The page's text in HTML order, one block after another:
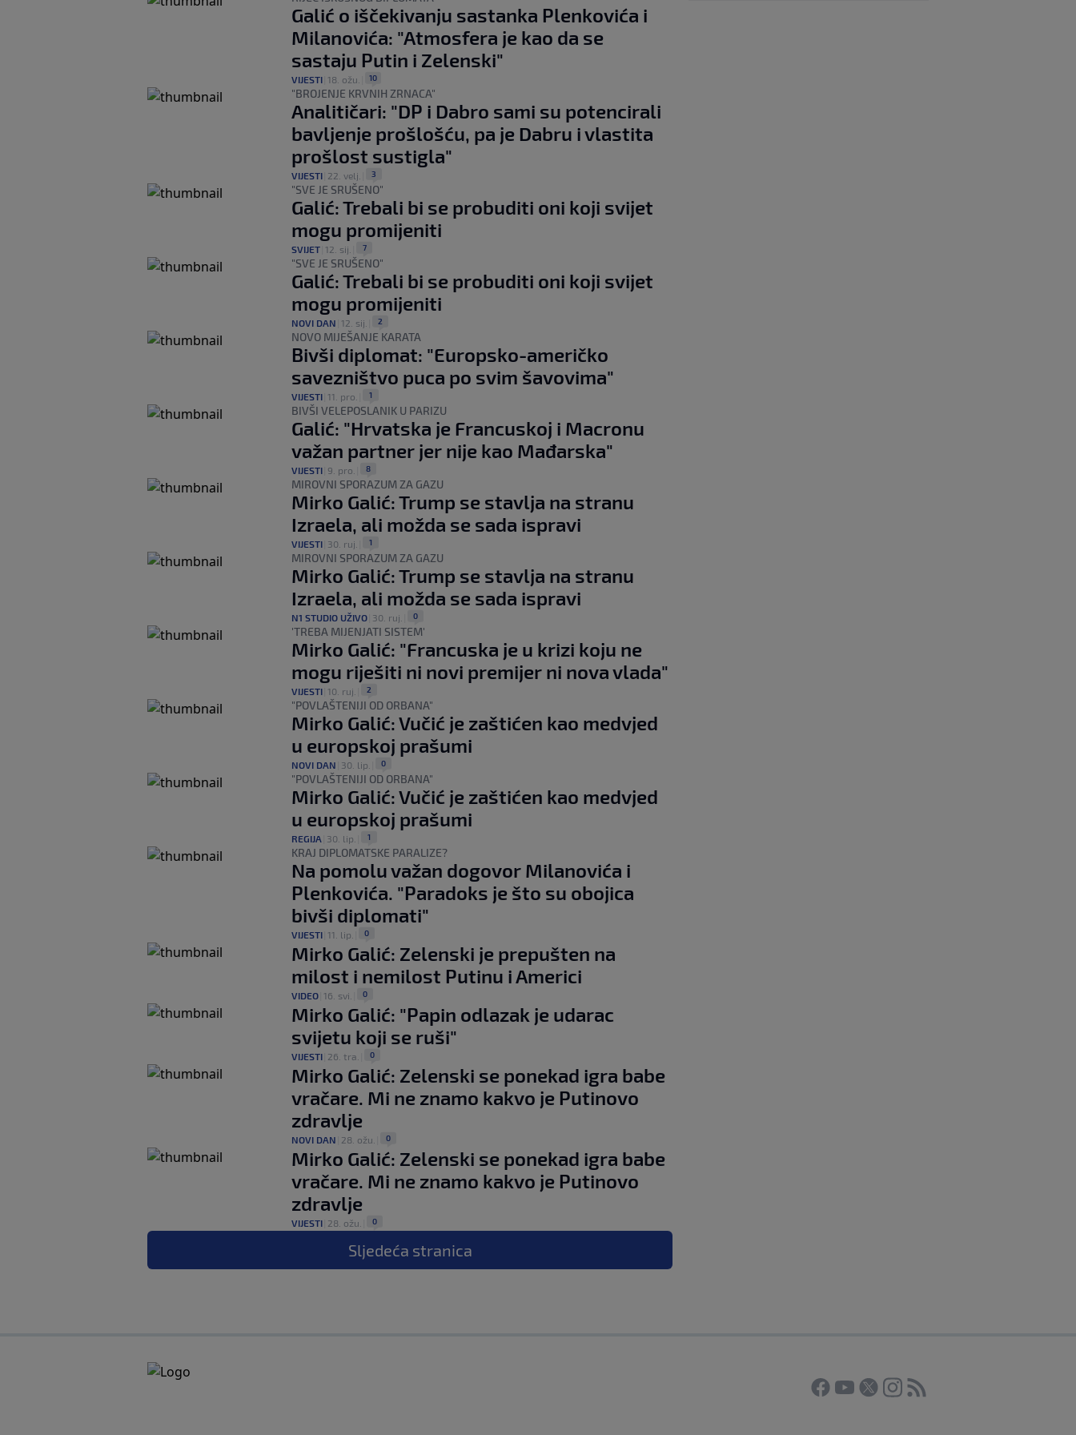
Galić o iščekivanju sastanka Plenkovića i
Milanovića: "Atmosfera je kao da se
sastaju Putin i Zelenski"
VIJESTI 18. ožu. 10
"BROJENJE KRVNIH ZRNACA"
Analitičari: "DP i Dabro sami su potencirali
bavljenje prošlošću, pa je Dabru i vlastita
prošlost sustigla"
VIJESTI 22. velj. 3
"SVE JE SRUŠENO"
Galić: Trebali bi se probuditi oni koji svijet
mogu promijeniti
SVIJET 12. sij. 7
"SVE JE SRUŠENO"
Galić: Trebali bi se probuditi oni koji svijet
mogu promijeniti
NOVI DAN 12. sij. 2
NOVO MIJEŠANJE KARATA
Bivši diplomat: "Europsko-američko
savezništvo puca po svim šavovima"
VIJESTI 11. pro. 1
BIVŠI VELEPOSLANIK U PARIZU
Galić: "Hrvatska je Francuskoj i Macronu
važan partner jer nije kao Mađarska"
VIJESTI 9. pro. 8
MIROVNI SPORAZUM ZA GAZU
Mirko Galić: Trump se stavlja na stranu
Izraela, ali možda se sada ispravi
VIJESTI 30. ruj. 1
MIROVNI SPORAZUM ZA GAZU
Mirko Galić: Trump se stavlja na stranu
Izraela, ali možda se sada ispravi
N1 STUDIO UŽIVO 30. ruj. 0
'TREBA MIJENJATI SISTEM'
Mirko Galić: "Francuska je u krizi koju ne
mogu riješiti ni novi premijer ni nova vlada"
VIJESTI 10. ruj. 2
"POVLAŠTENIJI OD ORBANA"
Mirko Galić: Vučić je zaštićen kao medvjed
u europskoj prašumi
NOVI DAN 30. lip. 0
"POVLAŠTENIJI OD ORBANA"
Mirko Galić: Vučić je zaštićen kao medvjed
u europskoj prašumi
REGIJA 30. lip. 1
KRAJ DIPLOMATSKE PARALIZE?
Na pomolu važan dogovor Milanovića i
Plenkovića. "Paradoks je što su obojica
bivši diplomati"
VIJESTI 11. lip. 0
Mirko Galić: Zelenski je prepušten na
milost i nemilost Putinu i Americi
VIDEO 16. svi. 0
Mirko Galić: "Papin odlazak je udarac
svijetu koji se ruši"
VIJESTI 26. tra. 0
Mirko Galić: Zelenski se ponekad igra babe
vračare. Mi ne znamo kakvo je Putinovo
zdravlje
NOVI DAN 28. ožu. 0
Mirko Galić: Zelenski se ponekad igra babe
vračare. Mi ne znamo kakvo je Putinovo
zdravlje
VIJESTI 28. ožu. 0
Sljedeća stranica